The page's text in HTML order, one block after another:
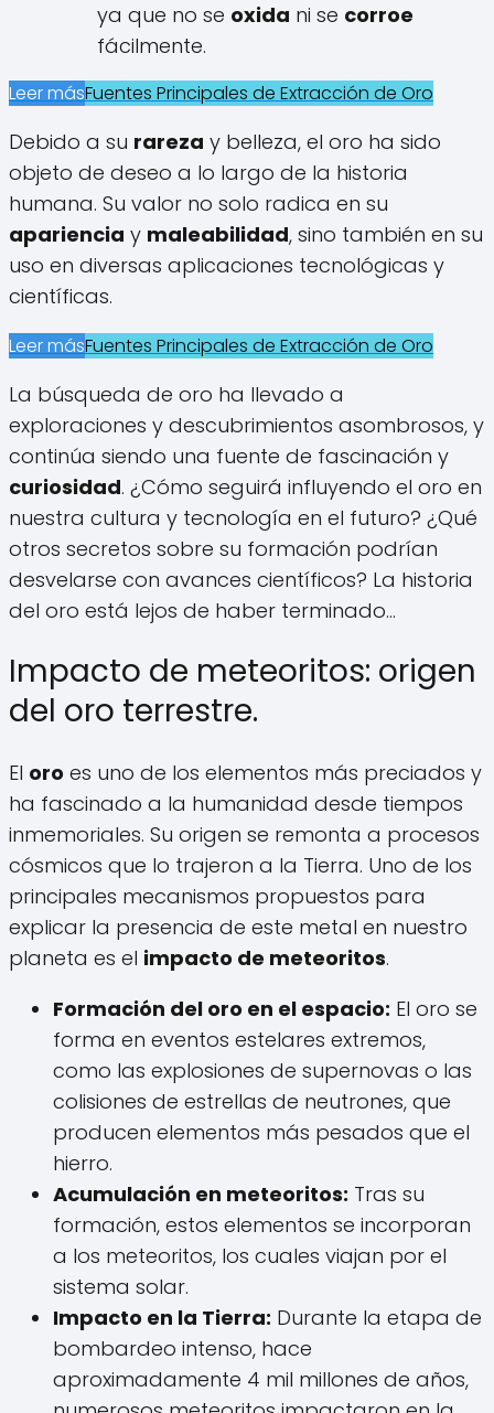
ya que no se oxida ni se corroe
fácilmente.
Leer másFuentes Principales de Extracción de Oro
Debido a su rareza y belleza, el oro ha sido
objeto de deseo a lo largo de la historia
humana. Su valor no solo radica en su
apariencia y maleabilidad, sino también en su
uso en diversas aplicaciones tecnológicas y
científicas.
Leer másFuentes Principales de Extracción de Oro
La búsqueda de oro ha llevado a
exploraciones y descubrimientos asombrosos, y
continúa siendo una fuente de fascinación y
curiosidad. ¿Cómo seguirá influyendo el oro en
nuestra cultura y tecnología en el futuro? ¿Qué
otros secretos sobre su formación podrían
desvelarse con avances científicos? La historia
del oro está lejos de haber terminado...
Impacto de meteoritos: origen
del oro terrestre.
El oro es uno de los elementos más preciados y
ha fascinado a la humanidad desde tiempos
inmemoriales. Su origen se remonta a procesos
cósmicos que lo trajeron a la Tierra. Uno de los
principales mecanismos propuestos para
explicar la presencia de este metal en nuestro
planeta es el impacto de meteoritos.
Formación del oro en el espacio: El oro se
forma en eventos estelares extremos,
como las explosiones de supernovas o las
colisiones de estrellas de neutrones, que
producen elementos más pesados que el
hierro.
Acumulación en meteoritos: Tras su
formación, estos elementos se incorporan
a los meteoritos, los cuales viajan por el
sistema solar.
Impacto en la Tierra: Durante la etapa de
bombardeo intenso, hace
aproximadamente 4 mil millones de años,